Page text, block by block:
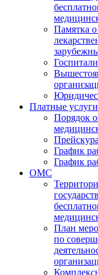
Памятка
Платные услуги
Порядок
График
График
ОМС
План
по